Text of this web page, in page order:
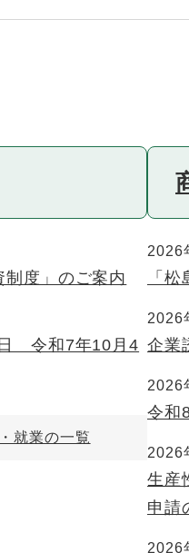
度」のご案内
令和7年10月4
就業の一覧
2026
「
2026
企業
2026
令和
2026
生産
申請
2026